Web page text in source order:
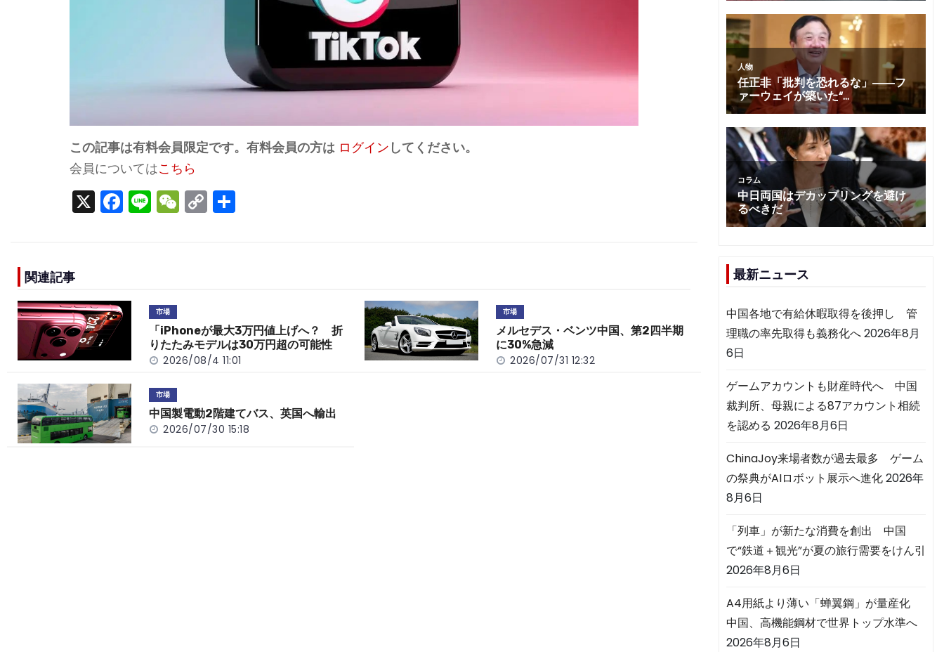
この記事は有料会員限定です。有料会員の方は ログイン してください。
会員についてはこちら
X F
a
k
Li
n
W
e
C
o
k
関連記事
市場
「iPhoneが最大3万円値上げへ？ 折
りたたみモデルは30万円超の可能性
2026/08/4 11:01
市場
メルセデス・ベンツ中国、第2四半期
に30%急減
2026/07/31 12:32
市場
中国製電動2階建てバス、英国へ輸出
2026/07/30 15:18
最新ニュース
中国各地で有給休暇取得を後押し 管
理職の率先取得も義務化へ2026年8月
6日
ゲームアカウントも財産時代へ 中国
裁判所、母親による87アカウント相続
を認める 2026年8月6日
ChinaJoy来場者数が過去最多 ゲーム
の祭典がAIロボット展示へ進化2026年
8月6日
「列車」が新たな消費を創出 中国
で“鉄道＋観光”が夏の旅行需要をけん引
2026年8月6日
A4用紙より薄い「蝉翼鋼」が量産化
中国、高機能鋼材で世界トップ水準へ
2026年8月6日